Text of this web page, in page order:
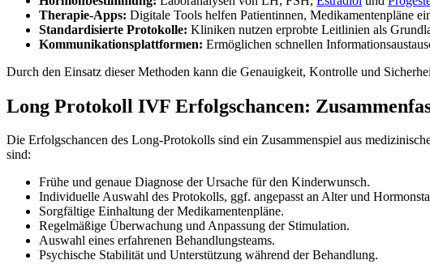
Therapie-Apps: Digitale Tools helfen Patientinnen, Medikamentenpläne
Standardisierte Protokolle: Kliniken nutzen erprobte Leitlinien als
Kommunikationsplattformen: Ermöglichen schnellen
Durch den Einsatz dieser Methoden kann die Genauigkeit, Kontrolle und
Long Protokoll IVF Erfolgschancen:
Die Erfolgschancen des Long-Protokolls sind ein Zusammenspiel aus
sind:
Frühe und genaue Diagnose der Ursache für den Kinderwunsch.
Individuelle Auswahl des Protokolls, ggf. angepasst an Alter und
Sorgfältige Einhaltung der Medikamentenpläne.
Regelmäßige Überwachung und Anpassung der Stimulation.
Auswahl eines erfahrenen Behandlungsteams.
Psychische Stabilität und Unterstützung während der Behandlung.